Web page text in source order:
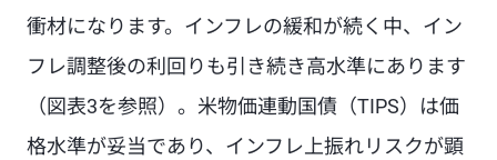
衝材になります。インフレの緩和が続く中、イン
フレ調整後の利回りも引き続き高水準にあります
（図表3を参照）。米物価連動国債（TIPS）は価
格水準が妥当であり、インフレ上振れリスクが顕